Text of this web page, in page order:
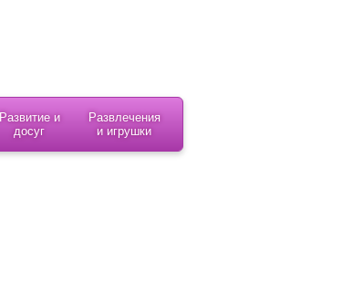
Развитие и
досуг
Развлечения
и игрушки